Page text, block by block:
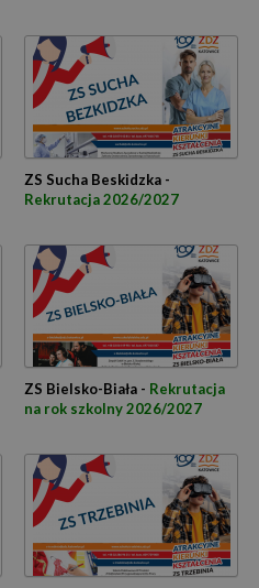
ZS Sucha Beskidzka -
Rekrutacja 2026/2027
ZS Bielsko-Biała - Rekrutacja
na rok szkolny 2026/2027